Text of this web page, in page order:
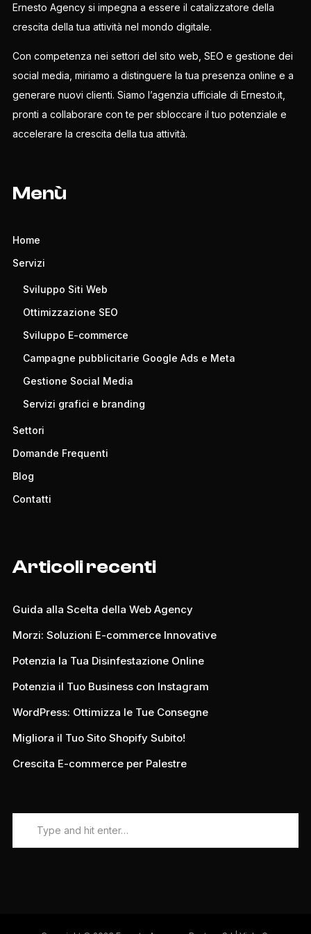
Ernesto Agency si impegna a essere il catalizzatore della
crescita della tua attività nel mondo digitale.
Con competenza nei settori del sito web, SEO e gestione dei
social media, miriamo a distinguere la tua presenza online e a
generare nuovi clienti. Siamo l’agenzia ufficiale di Ernesto.it,
pronti a collaborare con te per sbloccare il tuo potenziale e
accelerare la crescita della tua attività.
Menù
Home
Servizi
Sviluppo Siti Web
Ottimizzazione SEO
Sviluppo E-commerce
Campagne pubblicitarie Google Ads e Meta
Gestione Social Media
Servizi grafici e branding
Settori
Domande Frequenti
Blog
Contatti
Articoli recenti
Guida alla Scelta della Web Agency
Morzi: Soluzioni E-commerce Innovative
Potenzia la Tua Disinfestazione Online
Potenzia il Tuo Business con Instagram
WordPress: Ottimizza le Tue Consegne
Migliora il Tuo Sito Shopify Subito!
Crescita E-commerce per Palestre